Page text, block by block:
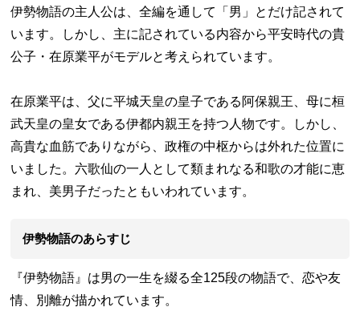
伊勢物語の主人公は、全編を通して「男」とだけ記されて
います。しかし、主に記されている内容から平安時代の貴
公子・在原業平がモデルと考えられています。
在原業平は、父に平城天皇の皇子である阿保親王、母に桓
武天皇の皇女である伊都内親王を持つ人物です。しかし、
高貴な血筋でありながら、政権の中枢からは外れた位置に
いました。六歌仙の一人として類まれなる和歌の才能に恵
まれ、美男子だったともいわれています。
伊勢物語のあらすじ
『伊勢物語』は男の一生を綴る全125段の物語で、恋や友
情、別離が描かれています。